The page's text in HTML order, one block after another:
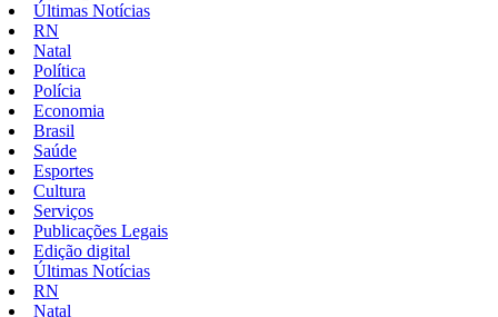
Últimas Notícias
RN
Natal
Política
Polícia
Economia
Brasil
Saúde
Esportes
Cultura
Serviços
Publicações Legais
Edição digital
Últimas Notícias
RN
Natal